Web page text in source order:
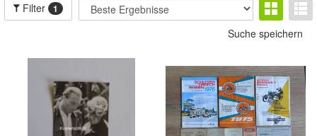
Filter 1
Suche speichern